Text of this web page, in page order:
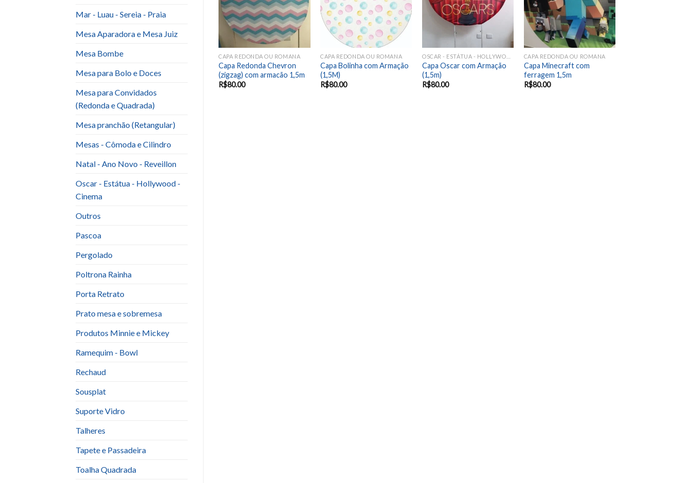
Mar - Luau - Sereia - Praia
Mesa Aparadora e Mesa Juiz
Mesa Bombe
Mesa para Bolo e Doces
Mesa para Convidados
(Redonda e Quadrada)
Mesa pranchão (Retangular)
Mesas - Cômoda e Cilindro
Natal - Ano Novo - Reveillon
Oscar - Estátua - Hollywood -
Cinema
Outros
Pascoa
Pergolado
Poltrona Rainha
Porta Retrato
Prato mesa e sobremesa
Produtos Minnie e Mickey
Ramequim - Bowl
Rechaud
Sousplat
Suporte Vidro
Talheres
Tapete e Passadeira
Toalha Quadrada
CAPA REDONDA OU ROMANA
Capa Redonda Chevron
(zigzag) com armacão 1,5m
R$80.00
CAPA REDONDA OU ROMANA
Capa Bolinha com Armação
(1,5M)
R$80.00
Capa Oscar com Armação
(1,5m)
R$80.00
CAPA REDONDA OU ROMANA
Capa Minecraft com
ferragem 1,5m
R$80.00
CAPA REDONDA OU ROMANA CAPA REDONDA OU ROMANA
(1,5M)